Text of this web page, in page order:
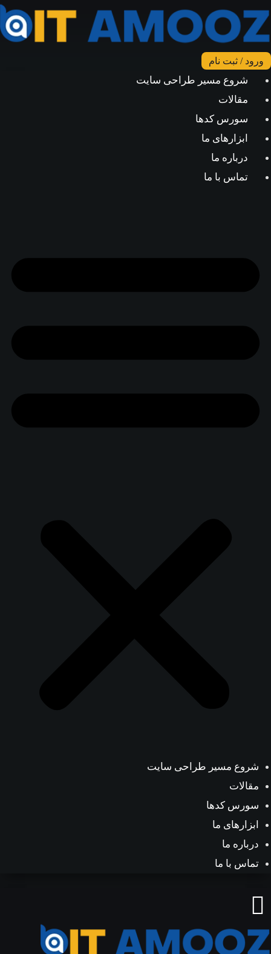
/ ثبت نام
شروع مسیر طراحی سایت
مقالات
سورس کدها
ابزارهای ما
درباره ما
تماس با ما
شروع مسیر طراحی سایت
مقالات
سورس کدها
ابزارهای ما
درباره ما
تماس با ما